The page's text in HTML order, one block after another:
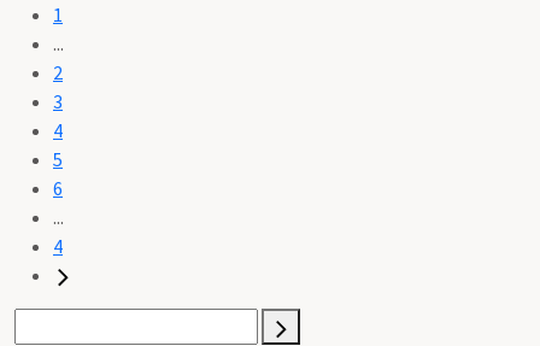
1
...
2
3
4
5
6
...
4